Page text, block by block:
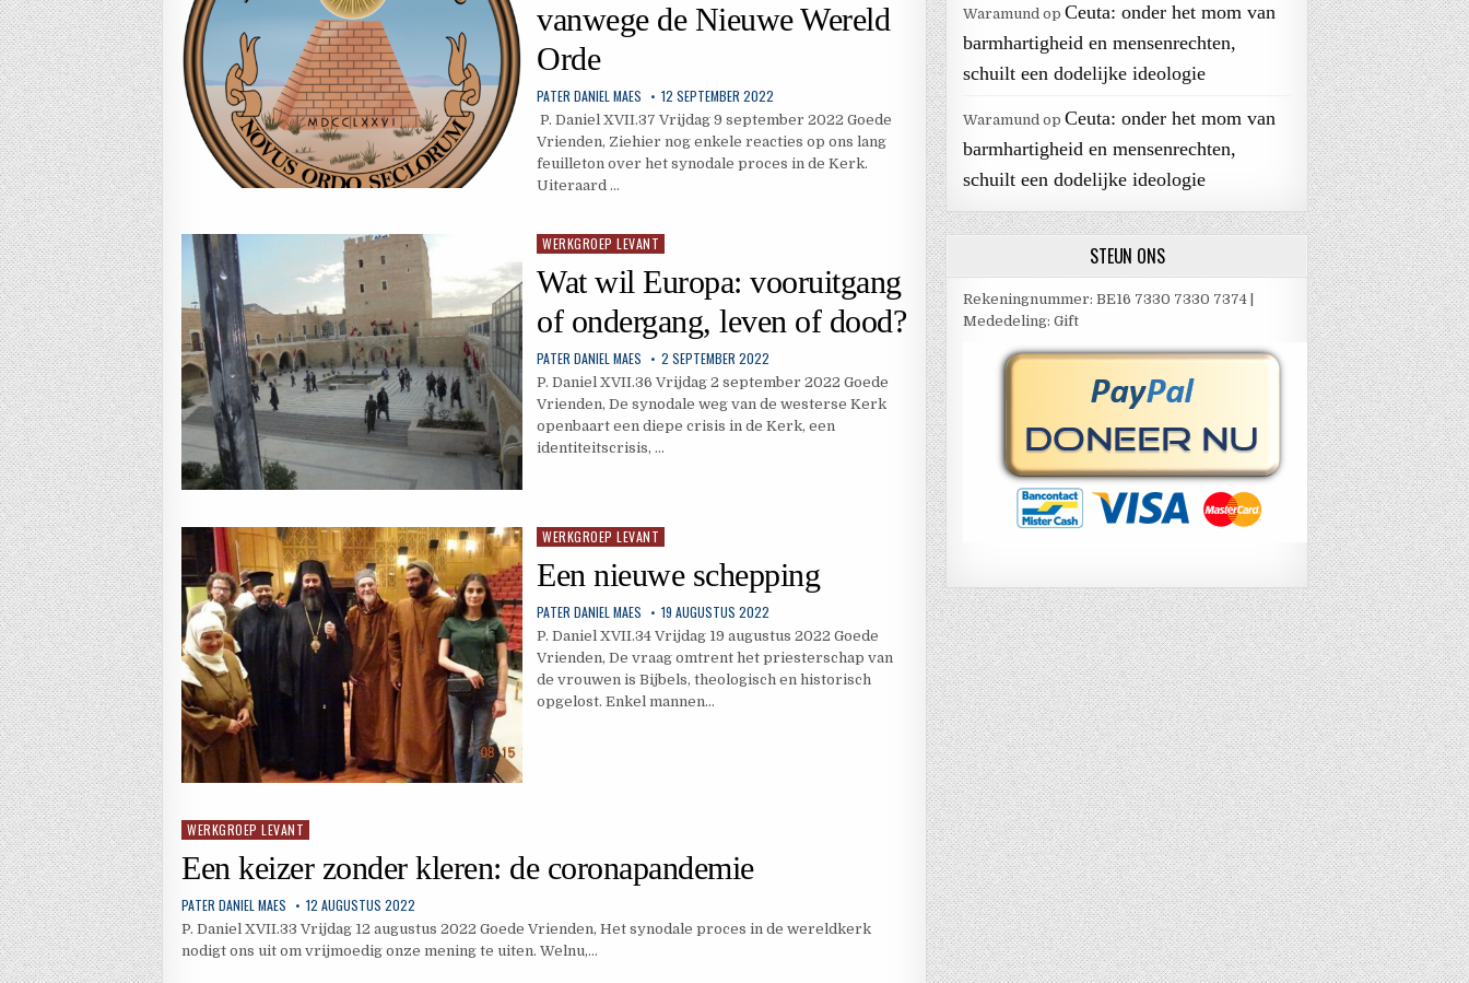
vanwege de Nieuwe Wereld
Orde
PATER DANIEL MAES 12 SEPTEMBER 2022
P. Daniel XVII.37 Vrijdag 9 september 2022 Goede
Vrienden, Ziehier nog enkele reacties op ons lang
feuilleton over het synodale proces in de Kerk.
Uiteraard …
Geplaatst
WERKGROEP LEVANT
Wat wil Europa: vooruitgang
of ondergang, leven of dood?
PATER DANIEL MAES 2 SEPTEMBER 2022
P. Daniel XVII.36 Vrijdag 2 september 2022 Goede
Vrienden, De synodale weg van de westerse Kerk
openbaart een diepe crisis in de Kerk, een
identiteitscrisis, …
Geplaatst
WERKGROEP LEVANT
Een nieuwe schepping
PATER DANIEL MAES 19 AUGUSTUS 2022
P. Daniel XVII.34 Vrijdag 19 augustus 2022 Goede
Vrienden, De vraag omtrent het priesterschap van
de vrouwen is Bijbels, theologisch en historisch
opgelost. Enkel mannen…
Geplaatst
WERKGROEP LEVANT
Een keizer zonder kleren: de coronapandemie
PATER DANIEL MAES 12 AUGUSTUS 2022
P. Daniel XVII.33 Vrijdag 12 augustus 2022 Goede Vrienden, Het synodale proces in de wereldkerk
nodigt ons uit om vrijmoedig onze mening te uiten. Welnu,…
Waramund opCeuta: onder het mom van
barmhartigheid en mensenrechten,
schuilt een dodelijke ideologie
Waramund opCeuta: onder het mom van
barmhartigheid en mensenrechten,
schuilt een dodelijke ideologie
STEUN ONS
Rekeningnummer: BE16 7330 7330 7374 |
Mededeling: Gift